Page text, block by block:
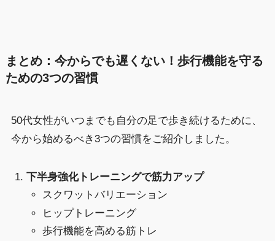
まとめ：今からでも遅くない！歩行機能を守る
ための3つの習慣
50代女性がいつまでも自分の足で歩き続けるために、
今から始めるべき3つの習慣をご紹介しました。
下半身強化トレーニングで筋力アップ
スクワットバリエーション
ヒップトレーニング
歩行機能を高める筋トレ